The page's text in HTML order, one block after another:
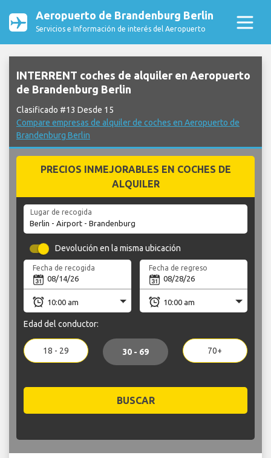
Aeropuerto de Brandenburg Berlin
Servicios e Información de interés del Aeropuerto
INTERRENT coches de alquiler en Aeropuerto
de Brandenburg Berlin
Clasificado #13 Desde 15
Compare empresas de alquiler de coches en Aeropuerto de
Brandenburg Berlin
PRECIOS INMEJORABLES EN COCHES DE
ALQUILER
Lugar de recogida
Devolución en la misma ubicación
Fecha de recogida Fecha de regreso
Edad del conductor:
18 - 29 30 - 69 70+
BUSCAR